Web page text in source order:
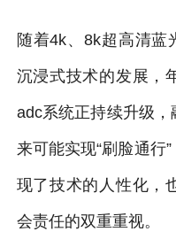
随着4k、8k超高清蓝
沉浸式技术的发展，
adc系统正持续升级
来可能实现“刷脸通行
现了技术的人性化，
会责任的双重重视。